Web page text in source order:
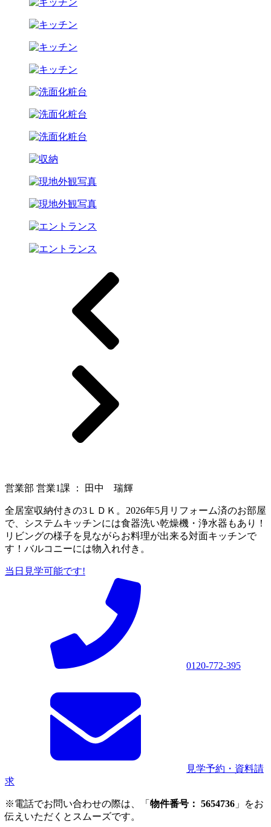
営業部 営業1課 ： 田中 瑞輝
全居室収納付きの3ＬＤＫ。2026年5月リフォーム済のお部屋
で、システムキッチンには食器洗い乾燥機・浄水器もあり！
リビングの様子を見ながらお料理が出来る対面キッチンで
す！バルコニーには物入れ付き。
当日見学可能です!
0120-772-395
見学予約・資料請
求
※電話でお問い合わせの際は、「 物件番号： 5654736 」をお
伝えいただくとスムーズです。